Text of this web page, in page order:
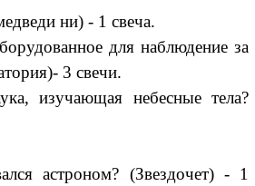
ни) - 1 свеча.
для наблюдение за
3 свечи.
изучающая небесные тела?
астроном? (Звездочет) - 1